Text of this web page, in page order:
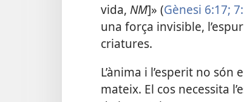
vida, NM]» (Gènesi 6:17;
una força invisible,
criatures.
L’ànima i l’esperit no són
mateix. El cos necessita